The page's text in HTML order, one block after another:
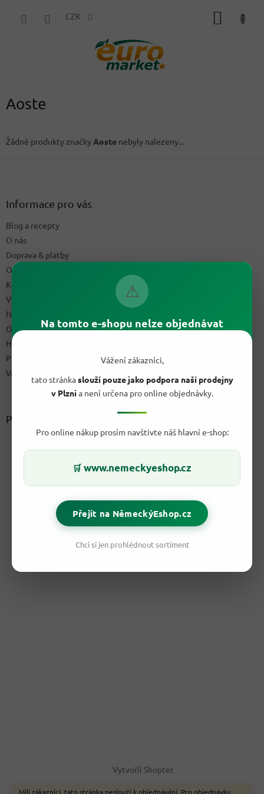
⚠
Na tomto e-shopu nelze objednávat
Vážení zákazníci,
tato stránkaslouží pouze jako podpora naší prodejny
v Plznia není určena pro online objednávky.
Pro online nákup prosím navštivte náš hlavní e-shop:
🛒 www.nemeckyeshop.cz
Přejít na NěmeckýEshop.cz
Chci si jen prohlédnout sortiment
Milí zákazníci, tato stránka neslouží k objednávání. Pro objednávku
CZK
Aoste
Žádné produkty značky Aoste nebyly nalezeny...
Informace pro vás
Blog a recepty
O nás
Doprava & platby
Obchodní podmínky
Kontakty
Výdejní místo
Napište nám
Ochrana osobních údajů GDPR
Hodnocení obchodu
Podmínky uplatnění práv z vadného plnění a reklamační řád
Velkoobchod
Přijímáme online platby
Vytvořil Shoptet